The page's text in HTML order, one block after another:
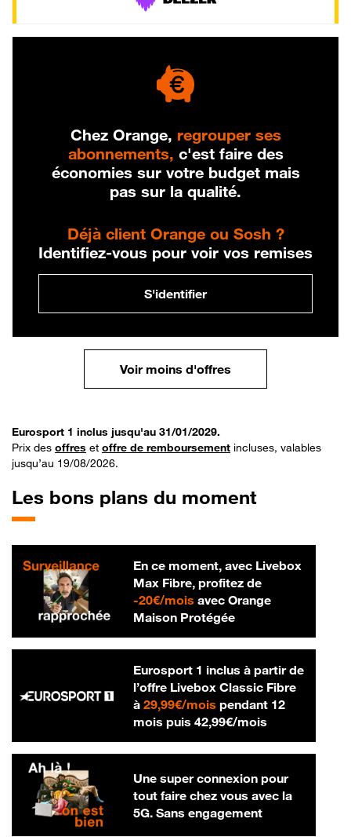
Chez Orange, regrouper ses
abonnements, c'est faire des
économies sur votre budget mais
pas sur la qualité.
Déjà client Orange ou Sosh ?
Identifiez-vous pour voir vos remises
S'identifier
Voir moins d'offres
Eurosport 1 inclus jusqu'au 31/01/2029.
Prix des offres et offre de remboursement incluses, valables
jusqu’au 19/08/2026.
Les bons plans du moment
En ce moment, avec Livebox
Max Fibre, profitez de
-20€/mois20 € par mois
avec Orange
Maison Protégée
Eurosport 1 inclus à partir de
l’offre Livebox Classic Fibre
à 29,99€/mois29,99 € par mois
pendant 12
mois puis 42,99€/mois42,99 € par
Une super connexion pour
tout faire chez vous avec la
5G. Sans engagement